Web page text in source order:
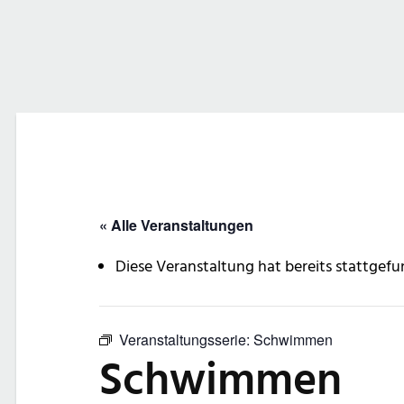
« Alle Veranstaltungen
Diese Veranstaltung hat bereits
Veranstaltungsserie: Schwimmen
Schwimmen